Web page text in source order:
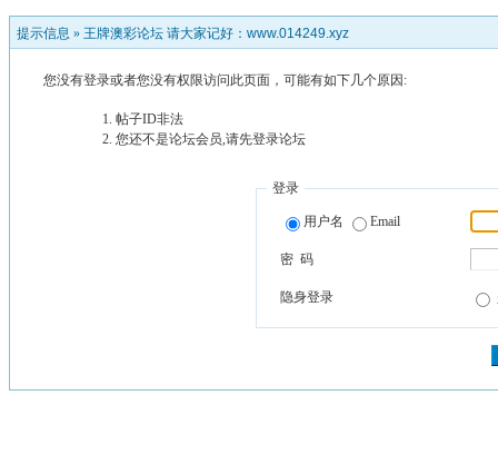
提示信息 » 王牌澳彩论坛 请大家记好：www.014249.xyz
您没有登录或者您没有权限访问此页面，可能有如下几个原因:
帖子ID非法
您还不是论坛会员,请先登录论坛
登录
用户名 Email
密 码
隐身登录